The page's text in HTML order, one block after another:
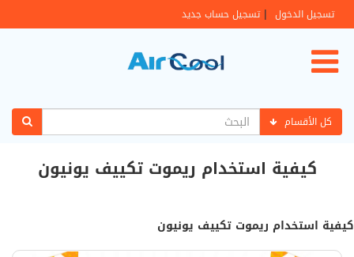
تسجيل الدخول | تسجيل حساب جديد
كل الأقسام
كيفية استخدام ريموت تكييف يونيون
كيفية استخدام ريموت تكييف يونيون